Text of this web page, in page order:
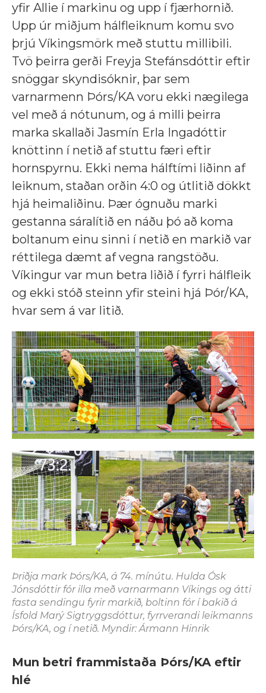
yfir Allie í markinu og upp í fjærhornið.
Upp úr miðjum hálfleiknum komu svo
þrjú Víkingsmörk með stuttu millibili.
Tvö þeirra gerði Freyja Stefánsdóttir eftir
snöggar skyndisóknir, þar sem
varnarmenn Þórs/KA voru ekki nægilega
vel með á nótunum, og á milli þeirra
marka skallaði Jasmín Erla Ingadóttir
knöttinn í netið af stuttu færi eftir
hornspyrnu. Ekki nema hálftími liðinn af
leiknum, staðan orðin 4:0 og útlitið dökkt
hjá heimaliðinu. Þær ógnuðu marki
gestanna sáralítið en náðu þó að koma
boltanum einu sinni í netið en markið var
réttilega dæmt af vegna rangstöðu.
Víkingur var mun betra liðið í fyrri hálfleik
og ekki stóð steinn yfir steini hjá Þór/KA,
hvar sem á var litið.
Þriðja mark Þórs/KA, á 74. mínútu. Hulda Ósk
Jónsdóttir fór illa með varnarmann Víkings og átti
fasta sendingu fyrir markið, boltinn fór í bakið á
Ísfold Marý Sigtryggsdóttur, fyrrverandi leikmanns
Þórs/KA, og í netið. Myndir: Ármann Hinrik
Mun betri frammistaða Þórs/KA eftir
hlé